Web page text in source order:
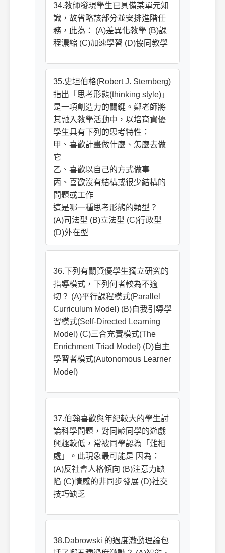
34.教師發現學生已具備某單元知
識，故省略該部分並安排進階任
務，此為： (A)差異化教學 (B)課
程濃縮 (C)加速學習 (D)協同教學
35.史坦伯格(Robert J. Sternberg)
指出「思考形態(thinking style)」
是一項創造力的關鍵。鄭老師將
其融入教學活動中，以培育資優
學生具有下列的思考特性：
甲、喜歡計畫做什麼、怎麼去做
它
乙、喜歡以自己的方式做事
丙、喜歡沒有結構或很少結構的
問題或工作
這是哪一種思考形態的類型？
(A)司法型 (B)立法型 (C)行政型
(D)外在型
36.下列有關資優學生獨立研究的
指導模式，下列何者較為不適
切？ (A)平行課程模式(Parallel
Curriculum Model) (B)自我引導學
習模式(Self-Directed Learning
Model) (C)三合充實模式(The
Enrichment Triad Model) (D)自主
學習者模式(Autonomous Learner
Model)
37.伯翰喜歡與年紀較大的學生討
論科學問題，對同齡同學的遊戲
興趣較低，常被同學認為「難相
處」。此現象最可能是 因為：
(A)反社會人格傾向 (B)注意力缺
陷 (C)情感的非同步發展 (D)社交
技巧缺乏
38.Dabrowski 的過度激動理論包